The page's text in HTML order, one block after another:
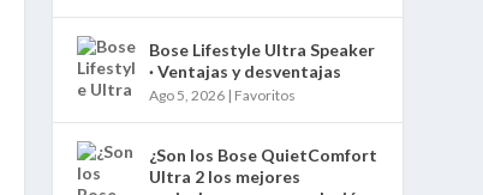
Bose Lifestyle Ultra Speaker
· Ventajas y desventajas
Ago 5, 2026 | Favoritos
¿Son los Bose QuietComfort
Ultra 2 los mejores